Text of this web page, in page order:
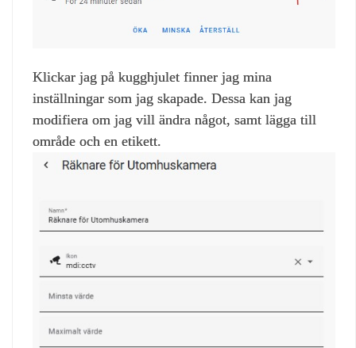
Klickar jag på kugghjulet finner jag mina
inställningar som jag skapade. Dessa kan jag
modifiera om jag vill ändra något, samt lägga till
område och en etikett.